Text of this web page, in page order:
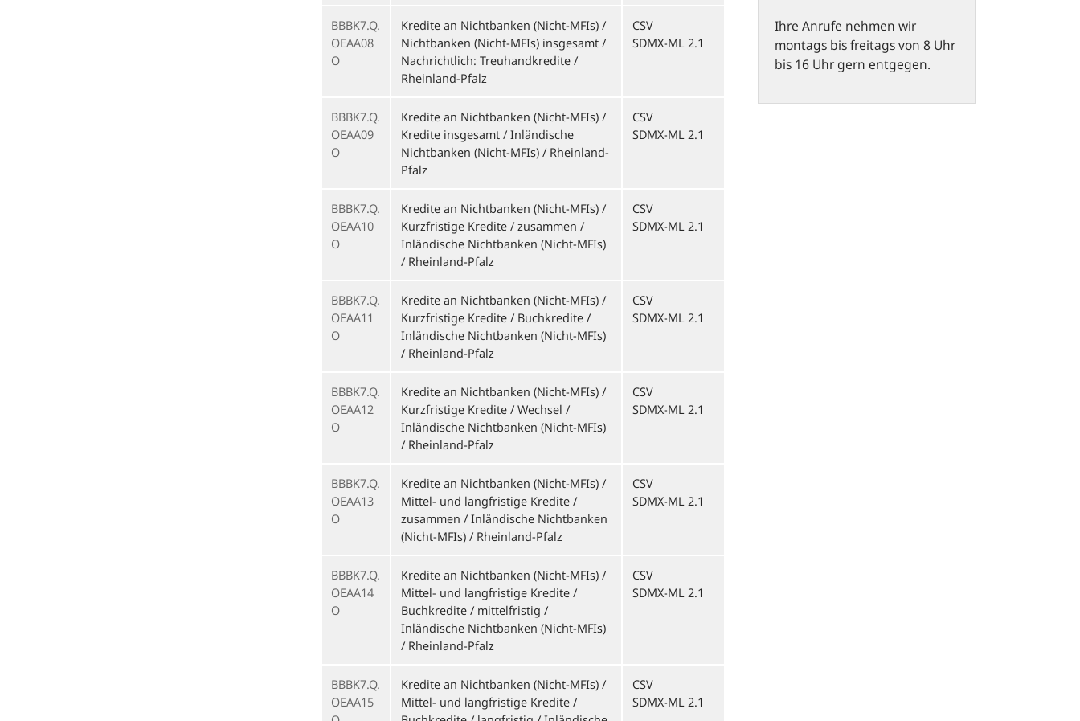
BBBK7.Q.
OEAA08
O
Kredite an Nichtbanken (Nicht-MFIs) /
Nichtbanken (Nicht-MFIs) insgesamt /
Nachrichtlich: Treuhandkredite /
Rheinland-Pfalz
CSV
SDMX-ML 2.1
BBBK7.Q.
OEAA09
O
Kredite an Nichtbanken (Nicht-MFIs) /
Kredite insgesamt / Inländische
Nichtbanken (Nicht-MFIs) / Rheinland-
Pfalz
CSV
SDMX-ML 2.1
BBBK7.Q.
OEAA10
O
Kredite an Nichtbanken (Nicht-MFIs) /
Kurzfristige Kredite / zusammen /
Inländische Nichtbanken (Nicht-MFIs)
/ Rheinland-Pfalz
CSV
SDMX-ML 2.1
BBBK7.Q.
OEAA11
O
Kredite an Nichtbanken (Nicht-MFIs) /
Kurzfristige Kredite / Buchkredite /
Inländische Nichtbanken (Nicht-MFIs)
/ Rheinland-Pfalz
CSV
SDMX-ML 2.1
BBBK7.Q.
OEAA12
O
Kredite an Nichtbanken (Nicht-MFIs) /
Kurzfristige Kredite / Wechsel /
Inländische Nichtbanken (Nicht-MFIs)
/ Rheinland-Pfalz
CSV
SDMX-ML 2.1
BBBK7.Q.
OEAA13
O
Kredite an Nichtbanken (Nicht-MFIs) /
Mittel- und langfristige Kredite /
zusammen / Inländische Nichtbanken
(Nicht-MFIs) / Rheinland-Pfalz
CSV
SDMX-ML 2.1
BBBK7.Q.
OEAA14
O
Kredite an Nichtbanken (Nicht-MFIs) /
Mittel- und langfristige Kredite /
Buchkredite / mittelfristig /
Inländische Nichtbanken (Nicht-MFIs)
/ Rheinland-Pfalz
CSV
SDMX-ML 2.1
BBBK7.Q.
OEAA15
Kredite an Nichtbanken (Nicht-MFIs) /
Mittel- und langfristige Kredite /
CSV
SDMX-ML 2.1
Ihre Anrufe nehmen wir
montags bis freitags von 8 Uhr
bis 16 Uhr gern entgegen.